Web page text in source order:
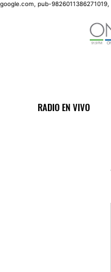
google.com, pub-
RADIO EN VIVO